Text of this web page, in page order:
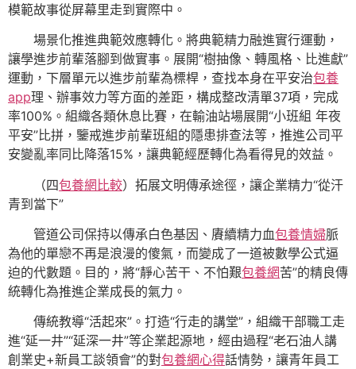
模範故事從屏幕里走到實際中。
場景化推進典範效應轉化。將典範精力融進實行運動，
讓學進步前輩落腳到做實事。展開“樹抽像、轉風格、比進獻”
運動，下層單元以進步前輩為標桿，查找本身在平安治包養
app理、辦事效力等方面的差距，構成整改清單37項，完成
率100%。組織各類休息比賽，在輸油站場展開“小班組 年夜
平安”比拼，鑒戒進步前輩班組的隱患排查法等，推進公司平
安變亂率同比降落15%，讓典範經歷轉化為看得見的效益。
（四包養網比較）拓展文明傳承途徑，讓企業精力“從汗
青到當下”
管道公司保持以傳承白色基因、賡續精力血包養情婦脈
為他的單戀不再是浪漫的傻氣，而變成了一道被數學公式逼
迫的代數題。目的，將“靜心苦干、不怕艱包養網苦”的精良傳
統轉化為推進企業成長的氣力。
傳統教導“活起來”。打造“行走的講堂”，組織干部職工走
進“延一井”“延深一井”等企業起源地，經由過程“老石油人講
創業史+新員工談領會”的對包養網心得話情勢，讓青年員工